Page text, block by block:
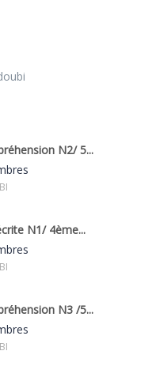
N2/ 5...
N1/ 4ème...
N3 /5...